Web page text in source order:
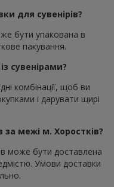
для сувенірів?
бути упакована в
пакування.
сувенірами?
комбінації, щоб ви
і дарувати щирі
за межі м. Хоростків?
може бути доставлена
Умови доставки